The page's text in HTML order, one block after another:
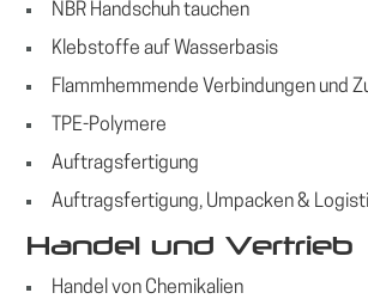
NBR Handschuh tauchen
Klebstoffe auf Wasserbasis
Flammhemmende Verbindungen und
TPE-Polymere
Auftragsfertigung
Auftragsfertigung, Umpacken &
Handel und Vertrieb
Handel von Chemikalien